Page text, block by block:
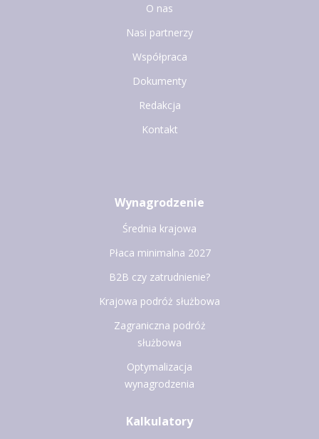
O nas
Nasi partnerzy
Współpraca
Dokumenty
Redakcja
Kontakt
Wynagrodzenie
Średnia krajowa
Płaca minimalna 2027
B2B czy zatrudnienie?
Krajowa podróż służbowa
Zagraniczna podróż
służbowa
Optymalizacja
wynagrodzenia
Kalkulatory